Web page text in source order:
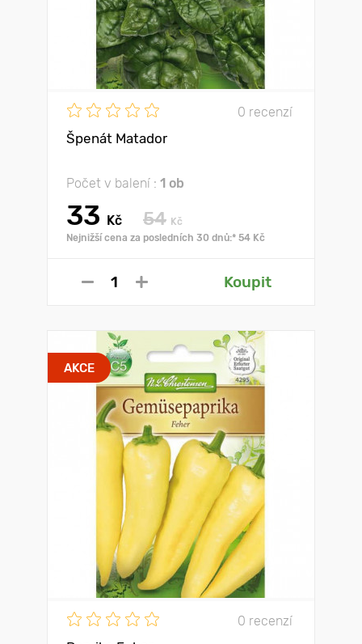
0 recenzí
Špenát Matador
Počet v balení : 1 ob
33 Kč 54 Kč
Nejnižší cena za posledních 30 dnů:* 54 Kč
Koupit
AKCE
0 recenzí